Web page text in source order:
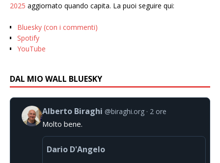
2025 aggiornato quando capita. La puoi seguire qui:
Bluesky (con i commenti)
Spotify
YouTube
DAL MIO WALL BLUESKY
Alberto Biraghi @biraghi.org 2 ore
Molto bene.
Dario D'Angelo